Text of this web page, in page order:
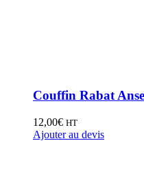
Couffin Rabat
12,00€ HT
Ajouter au devis